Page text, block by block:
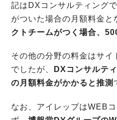
記はDXコンサルティング
がついた場合の月額料金と
クトチームがつく場合、
その他の分野の料金はサイ
でしたが、
DXコンサルテ
の月額料金がかかると推測
なお、アイレップはWEB